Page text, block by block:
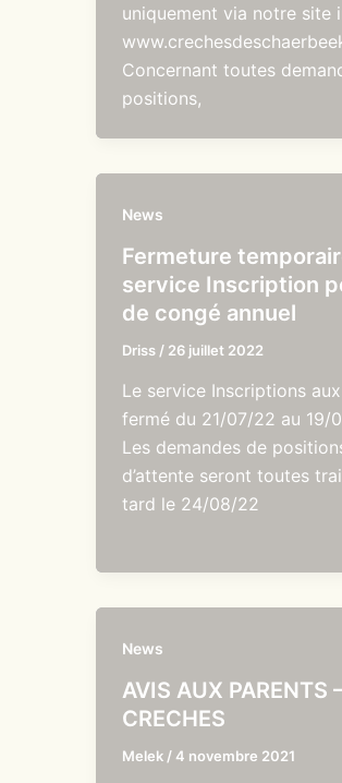
uniquement via notre site
Concernant toutes
positions,
News
Fermeture
service Inscription
de congé annuel
Driss / 26 juillet 2022
Le service Inscriptions
fermé du 21/07/22 au 19/
Les demandes de
d’attente seront toutes
tard le 24/08/22
News
AVIS AUX PARENTS
CRECHES
Melek /4 novembre 2021